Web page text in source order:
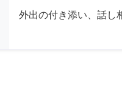
外出の付き添い、話し